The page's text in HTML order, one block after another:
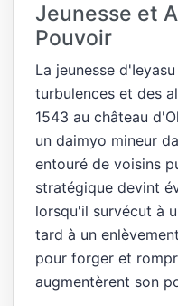
Jeunesse et
Pouvoir
La jeunesse
turbulences et des
1543 au château
un daimyo mineur
entouré de voisins
stratégique devint
lorsqu'il survécut à
tard à un
pour forger et
augmentèrent son